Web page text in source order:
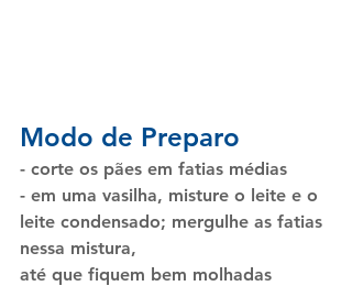
Modo de Preparo
- corte os pães em fatias médias
- em uma vasilha, misture o leite e o
leite condensado; mergulhe as fatias
nessa mistura,
até que fiquem bem molhadas